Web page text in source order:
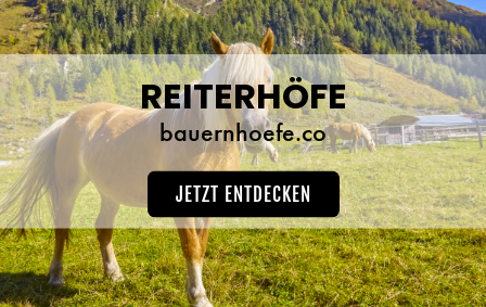
REITERHÖFE
bauernhoefe.co
JETZT ENTDECKEN